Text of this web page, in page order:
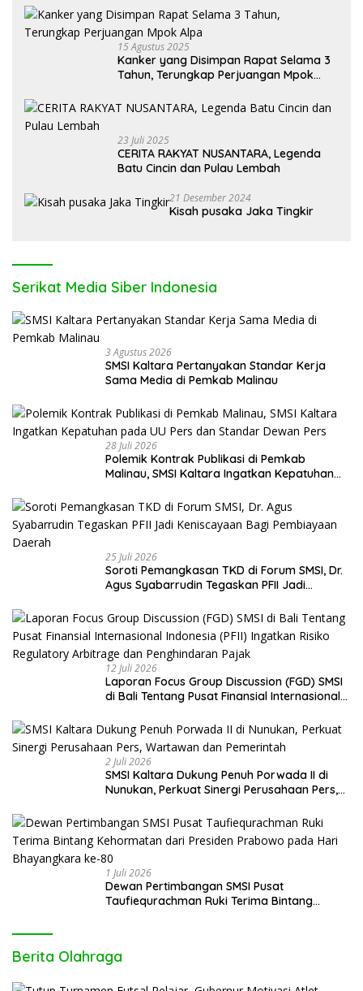
15 Agustus 2025
Kanker yang Disimpan Rapat Selama 3
Tahun, Terungkap Perjuangan Mpok
23 Juli 2025
CERITA RAKYAT NUSANTARA, Legenda
Batu Cincin dan Pulau Lembah
21 Desember 2024
Kisah pusaka Jaka Tingkir
Serikat Media Siber Indonesia
3 Agustus 2026
SMSI Kaltara Pertanyakan Standar Kerja
Sama Media di Pemkab Malinau
28 Juli 2026
Polemik Kontrak Publikasi di Pemkab
Malinau, SMSI Kaltara Ingatkan Kepatuhan
25 Juli 2026
Soroti Pemangkasan TKD di Forum SMSI, Dr.
Agus Syabarrudin Tegaskan PFII Jadi
12 Juli 2026
Laporan Focus Group Discussion (FGD) SMSI
di Bali Tentang Pusat Finansial Internasional
Arbitrage dan Penghindaran Pajak
2 Juli 2026
SMSI Kaltara Dukung Penuh Porwada II di
Nunukan, Perkuat Sinergi Perusahaan Pers,
1 Juli 2026
Dewan Pertimbangan SMSI Pusat
Taufiequrachman Ruki Terima Bintang
Berita Olahraga